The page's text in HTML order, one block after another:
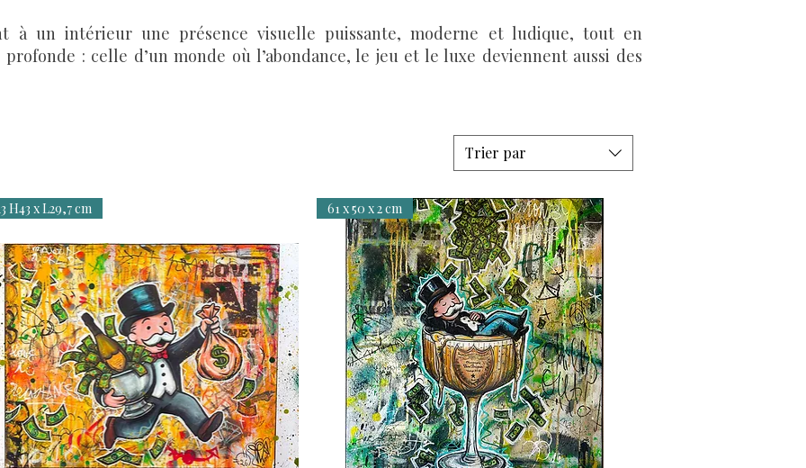
à un intérieur une présence visuelle puissante, moderne et ludique, tout en
: celle d’un monde où l’abondance, le jeu et le luxe deviennent aussi des
Trier par
H43 x L29,7 cm 61 x 50 x 2 cm